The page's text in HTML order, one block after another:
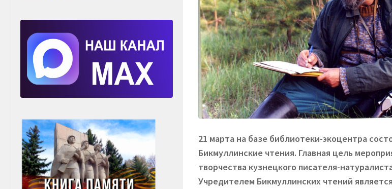
21 марта на базе библиотеки-экоцентра
Бикмуллинские чтения. Главная цель
творчества кузнецкого писателя-
Учредителем Бикмуллинских чтений